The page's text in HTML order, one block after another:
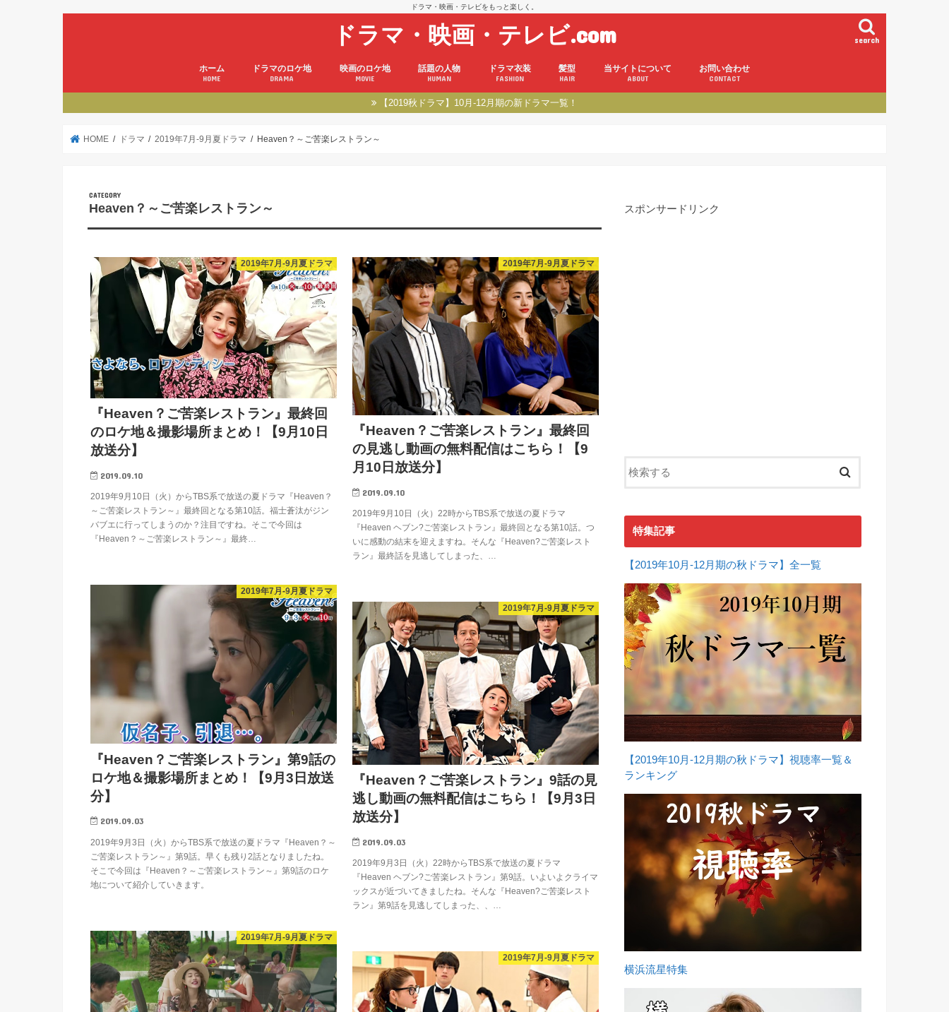
ドラマ・映画・テレビをもっと楽しく。
ドラマ・映画・テレビ.com search
ホーム
HOME
ドラマのロケ地
DRAMA
映画のロケ地
MOVIE
話題の人物
HUMAN
ドラマ衣装
FASHION
髪型
HAIR
当サイトについて
ABOUT
お問い合わせ
CONTACT
【2019秋ドラマ】10月-12月期の新ドラマ一覧！
HOME ドラマ 2019年7月-9月夏ドラマ Heaven？～ご苦楽レストラン～
Heaven？～ご苦楽レストラン～
2019年7月-9月夏ドラマ
『Heaven？ご苦楽レストラン』最終回
のロケ地＆撮影場所まとめ！【9月10日
放送分】
2019.09.10
2019年9月10日（火）からTBS系で放送の夏ドラマ『Heaven？
～ご苦楽レストラン～』最終回となる第10話。福士蒼汰がジン
バブエに行ってしまうのか？注目ですね。そこで今回は
『Heaven？～ご苦楽レストラン～』最終…
2019年7月-9月夏ドラマ
『Heaven？ご苦楽レストラン』最終回
の見逃し動画の無料配信はこちら！【9
月10日放送分】
2019.09.10
2019年9月10日（火）22時からTBS系で放送の夏ドラマ
『Heaven ヘブン?ご苦楽レストラン』最終回となる第10話。つ
いに感動の結末を迎えますね。そんな『Heaven?ご苦楽レスト
ラン』最終話を見逃してしまった、…
2019年7月-9月夏ドラマ
『Heaven？ご苦楽レストラン』第9話の
ロケ地＆撮影場所まとめ！【9月3日放送
分】
2019.09.03
2019年9月3日（火）からTBS系で放送の夏ドラマ『Heaven？～
ご苦楽レストラン～』第9話。早くも残り2話となりましたね。
そこで今回は『Heaven？～ご苦楽レストラン～』第9話のロケ
地について紹介していきます。
2019年7月-9月夏ドラマ
『Heaven？ご苦楽レストラン』9話の見
逃し動画の無料配信はこちら！【9月3日
放送分】
2019.09.03
2019年9月3日（火）22時からTBS系で放送の夏ドラマ
『Heaven ヘブン?ご苦楽レストラン』第9話。いよいよクライマ
ックスが近づいてきましたね。そんな『Heaven?ご苦楽レスト
ラン』第9話を見逃してしまった、、…
2019年7月-9月夏ドラマ
2019年7月-9月夏ドラマ
スポンサードリンク
特集記事
【2019年10月-12月期の秋ドラマ】全一覧
【2019年10月-12月期の秋ドラマ】視聴率一覧＆
ランキング
横浜流星特集